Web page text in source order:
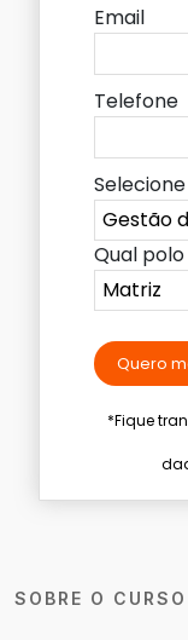
SOBRE O CURSO
Email
Telefone
Qual
Quero
*Fique